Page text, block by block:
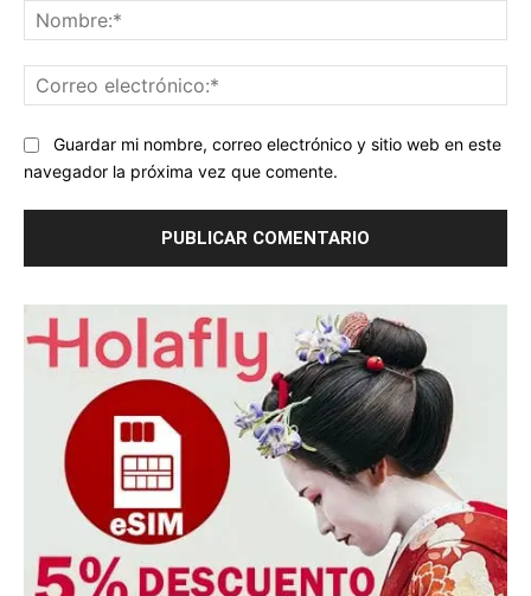
Guardar mi nombre, correo electrónico y sitio web en este
navegador la próxima vez que comente.